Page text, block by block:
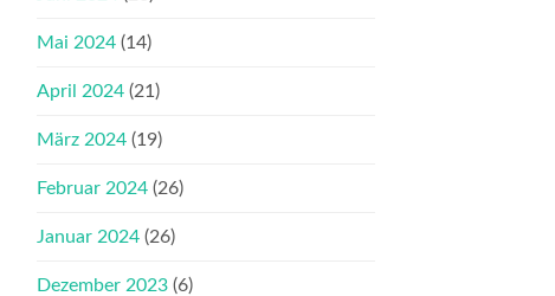
Mai 2024 (14)
April 2024 (21)
März 2024 (19)
Februar 2024 (26)
Januar 2024 (26)
Dezember 2023 (6)